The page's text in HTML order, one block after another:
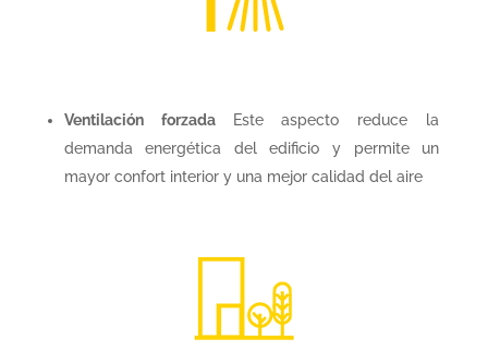
Ventilación forzada
Este aspecto reduce la
demanda energética del edificio y permite un
mayor confort interior y una mejor calidad del aire